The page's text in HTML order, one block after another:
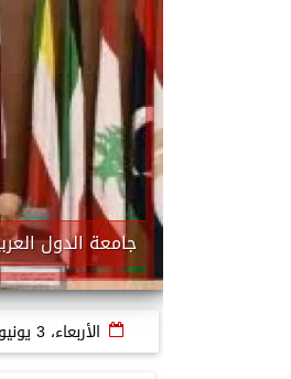
جامعة الدول
الأربعاء، 3 يونيو 2026